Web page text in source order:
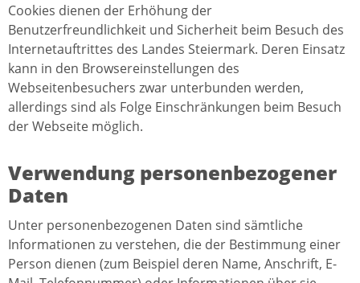
Cookies dienen der Erhöhung der
Benutzerfreundlichkeit und Sicherheit beim Besuch des
Internetauftrittes des Landes Steiermark. Deren Einsatz
kann in den Browsereinstellungen des
Webseitenbesuchers zwar unterbunden werden,
allerdings sind als Folge Einschränkungen beim Besuch
der Webseite möglich.
Verwendung personenbezogener
Daten
Unter personenbezogenen Daten sind sämtliche
Informationen zu verstehen, die der Bestimmung einer
Person dienen (zum Beispiel deren Name, Anschrift, E-